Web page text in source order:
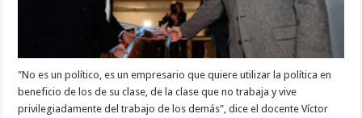
"No es un político, es un empresario que quiere utilizar la política en
beneficio de los de su clase, de la clase que no trabaja y vive
privilegiadamente del trabajo de los demás", dice el docente Víctor